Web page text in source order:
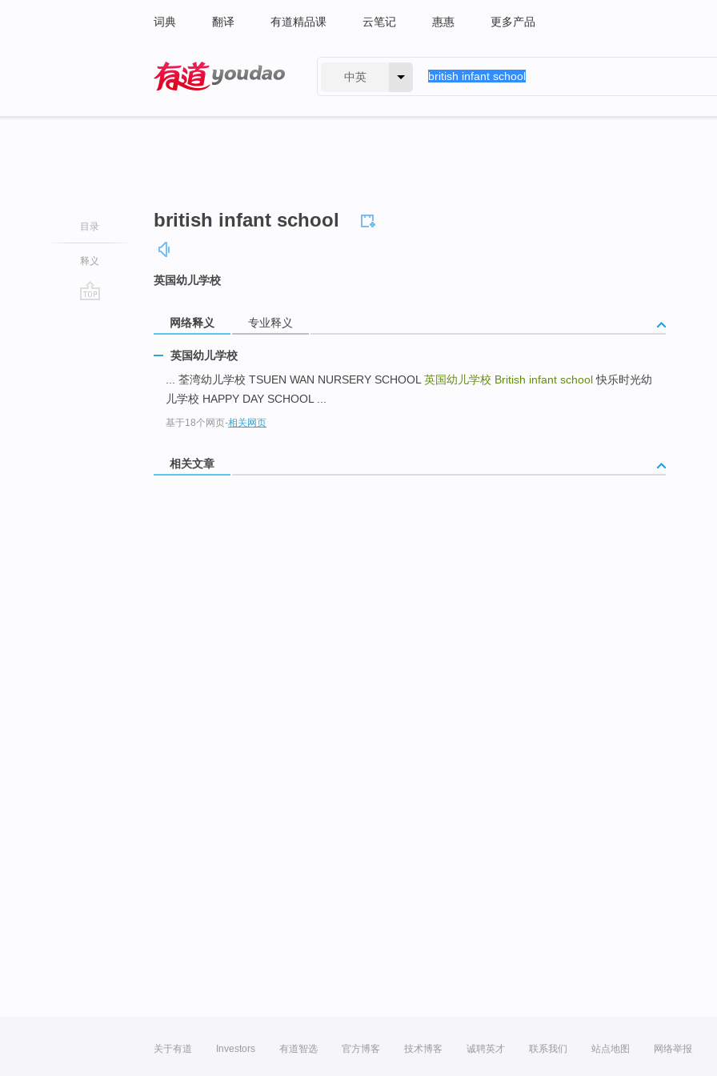
词典 翻译 有道精品课 云笔记 惠惠 更多产品
中英
目录
释义
british infant school
英国幼儿学校
网络释义 专业释义
英国幼儿学校
... 荃湾幼儿学校 TSUEN WAN NURSERY SCHOOL 英国幼儿学校 British infant school快乐时光幼
儿学校 HAPPY DAY SCHOOL ...
基于18个网页-相关网页
相关文章
关于有道 Investors 有道智选 官方博客 技术博客 诚聘英才 联系我们 站点地图 网络举报